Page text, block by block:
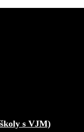
s VJM)